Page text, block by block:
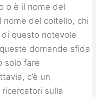
o è il nome del
nome del coltello, chi
questo notevole
domande sfida
solo fare
c’è un
sulla